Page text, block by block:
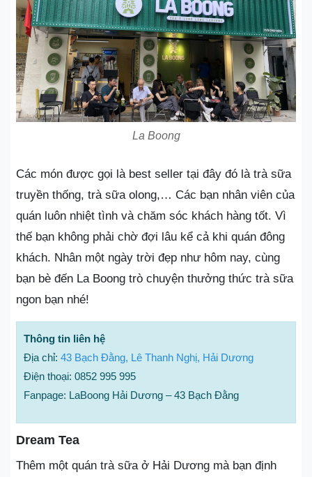
La Boong
Các món được gọi là best seller tại đây đó là trà sữa
truyền thống, trà sữa olong,… Các bạn nhân viên của
quán luôn nhiệt tình và chăm sóc khách hàng tốt. Vì
thế bạn không phải chờ đợi lâu kể cả khi quán đông
khách. Nhân một ngày trời đẹp như hôm nay, cùng
bạn bè đến La Boong trò chuyện thưởng thức trà sữa
ngon bạn nhé!
Thông tin liên hệ
Địa chỉ: 43 Bạch Đằng, Lê Thanh Nghị, Hải Dương
Điện thoại: 0852 995 995
Fanpage: LaBoong Hải Dương – 43 Bạch Đằng
Dream Tea
Thêm một quán trà sữa ở Hải Dương mà bạn định